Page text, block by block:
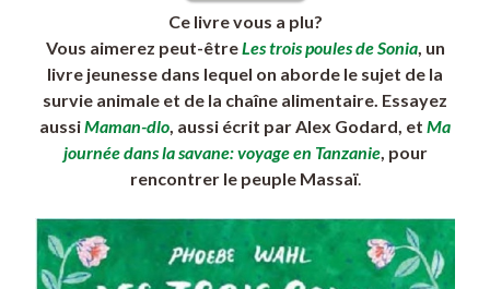
Ce livre vous a plu?
Vous aimerez peut-êtreLes trois poules de Sonia, un
livre jeunesse dans lequel on aborde le sujet de la
survie animale et de la chaîne alimentaire. Essayez
aussiMaman-dlo, aussi écrit par Alex Godard, et Ma
journée dans la savane: voyage en Tanzanie, pour
rencontrer le peuple Massaï.